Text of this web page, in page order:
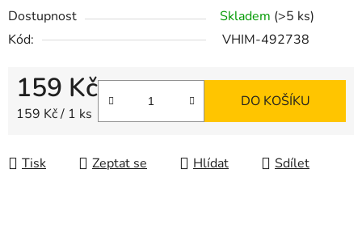
Dostupnost Skladem (>5 ks)
Kód:
VHIM-492738
159 Kč
Měrná cena:
159 Kč / 1 ks
DO KOŠÍKU
Tisk Zeptat se Hlídat Sdílet